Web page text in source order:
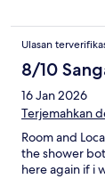
Ulasan
8/10
16 Jan 2026
Terjemahkan
Room and
the shower
here again if i